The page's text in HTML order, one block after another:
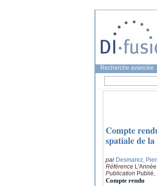
Recherche avancée
Compte
spatiale de
par Desmarez,
Référence
Publication Publié,
Compte rendu